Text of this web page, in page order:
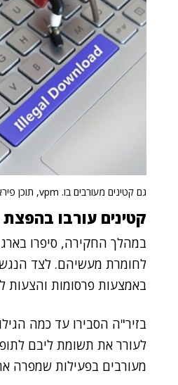
גם קטינים מעורבים בו. vpm, תוכן פיראטי.
קטינים עורבו
במהלך החקירה, סיפרו
לחומרת מעשיהם. לצד
באמצעות פרסומות והצעות
בזיר"ה הסבירו עד כמה
לעורר את תשומת ליבם
מעורבים בפעילות שמפרה